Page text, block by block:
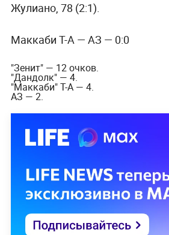
Жулиано, 78 (2:1).
Маккаби Т-А — АЗ — 0:0
"Зенит" — 12 очков.
"Дандолк" — 4.
"Маккаби" Т-А — 4.
АЗ — 2.